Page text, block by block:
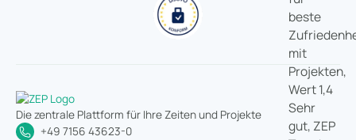
Die zentrale Plattform für Ihre Zeiten und Projekte
+49 7156 43623-0